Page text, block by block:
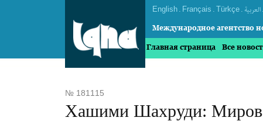
English . Français . Türkçe . العربیة .
Международное агентство
Главная страница Все
№ 181115
Хашими Шахруди: